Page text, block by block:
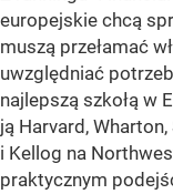
europejskie chcą
muszą przełamać
uwzględniać
najlepszą szkołą w
ją Harvard,
i Kellog na
praktycznym